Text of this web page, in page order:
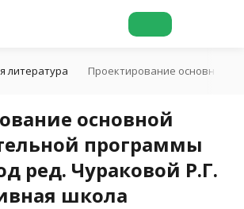
литература Проектирование основной
основной
программы
ред. Чураковой Р.Г.
школа